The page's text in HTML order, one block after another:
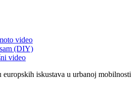
video
(DIY)
video